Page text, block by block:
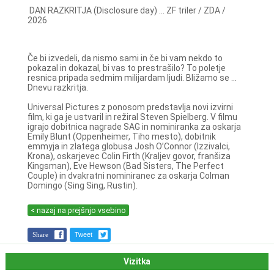
DAN RAZKRITJA (Disclosure day) ... ZF triler / ZDA /
2026
Če bi izvedeli, da nismo sami in če bi vam nekdo to
pokazal in dokazal, bi vas to prestrašilo? To poletje
resnica pripada sedmim milijardam ljudi. Bližamo se ...
Dnevu razkritja.
Universal Pictures z ponosom predstavlja novi izvirni
film, ki ga je ustvaril in režiral Steven Spielberg. V filmu
igrajo dobitnica nagrade SAG in nominiranka za oskarja
Emily Blunt (Oppenheimer, Tiho mesto), dobitnik
emmyja in zlatega globusa Josh O’Connor (Izzivalci,
Krona), oskarjevec Colin Firth (Kraljev govor, franšiza
Kingsman), Eve Hewson (Bad Sisters, The Perfect
Couple) in dvakratni nominiranec za oskarja Colman
Domingo (Sing Sing, Rustin).
< nazaj na prejšnjo vsebino
Share Tweet
Vizitka